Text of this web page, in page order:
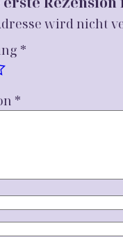
wird nicht
*
*